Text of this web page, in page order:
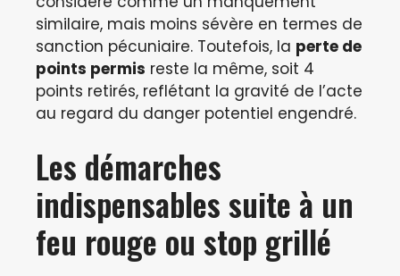
similaire, mais moins sévère en termes de
sanction pécuniaire. Toutefois, la perte de
points permis reste la même, soit 4
points retirés, reflétant la gravité de l’acte
au regard du danger potentiel engendré.
Les démarches
indispensables suite à un
feu rouge ou stop grillé